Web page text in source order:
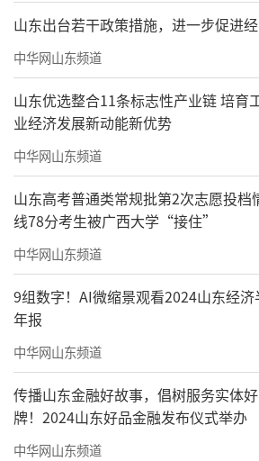
山东出台若干政策措施，进一步促进
中华网山东频道
山东优选整合11条标志性产业链 培育
业经济发展新动能新优势
中华网山东频道
山东高考普通类常规批第2次志愿投档
线78分考生被广西大学“接住”
中华网山东频道
9组数字！AI微缩景观看2024山东经济
年报
中华网山东频道
传播山东金融好故事，倡树服务实体
牌！2024山东好品金融发布仪式举办
中华网山东频道